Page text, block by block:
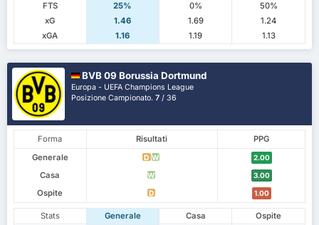
FTS
25% 0%
50%
xG
1.46 1.69
1.24
xGA
1.16 1.19 1.13
BVB 09 Borussia Dortmund
Europa - UEFA Champions League
Posizione Campionato.7 / 36
Forma Risultati
PPG
Generale
D W 2.00
Casa W 3.00
Ospite D 1.00
Stats Generale Casa
Ospite